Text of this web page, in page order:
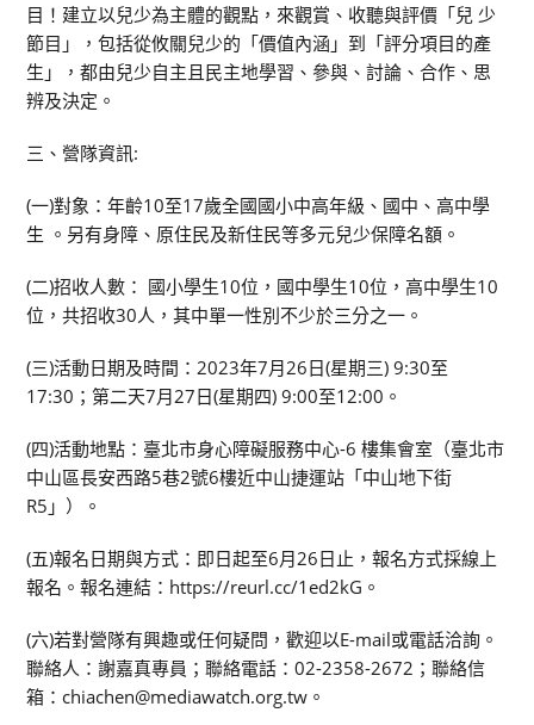
目！建立以兒少為主體的觀點，來觀賞、收聽與評價「兒 少
節目」，包括從攸關兒少的「價值內涵」到「評分項目的產
生」，都由兒少自主且民主地學習、參與、討論、合作、思
辨及決定。
三、營隊資訊:
(一)對象：年齡10至17歲全國國小中高年級、國中、高中學
生 。另有身障、原住民及新住民等多元兒少保障名額。
(二)招收人數： 國小學生10位，國中學生10位，高中學生10
位，共招收30人，其中單一性別不少於三分之一。
(三)活動日期及時間：2023年7月26日(星期三) 9:30至
17:30；第二天7月27日(星期四) 9:00至12:00。
(四)活動地點：臺北市身心障礙服務中心-6 樓集會室（臺北市
中山區長安西路5巷2號6樓近中山捷運站「中山地下街
R5」）。
(五)報名日期與方式：即日起至6月26日止，報名方式採線上
報名。報名連結：https://reurl.cc/1ed2kG。
(六)若對營隊有興趣或任何疑問，歡迎以E-mail或電話洽詢。
聯絡人：謝嘉真專員；聯絡電話：02-2358-2672；聯絡信
箱：chiachen@mediawatch.org.tw。